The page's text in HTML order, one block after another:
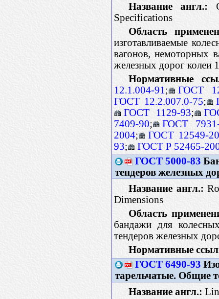
Название англ.:
Specifications
Область
изготавливаемые
вагонов, немоторных
железных дорог колеи
Нормативные
12.1.004-91 ;
ГОСТ
ГОСТ 12.2.007.0-75;
ГОСТ 1129-93;
7409-90;
ГОСТ
2004;
ГОСТ 12549-
93;
ГОСТ Р 52465-
ГОСТ 5000-83
тендеров железных
Название англ.:
Dimensions
Область
бандажи для
тендеров железных
Нормативные
ГОСТ 6490-93
тарельчатые. Общие
Название англ.: